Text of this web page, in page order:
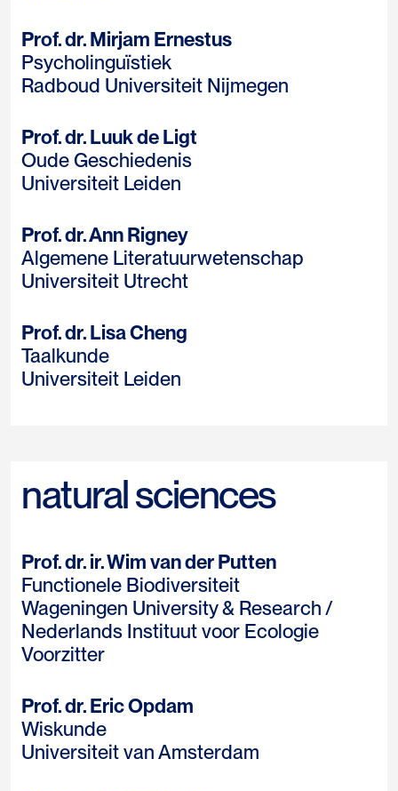
Prof. dr. Mirjam Ernestus
Psycholinguïstiek
Radboud Universiteit Nijmegen
Prof. dr. Luuk de Ligt
Oude Geschiedenis
Universiteit Leiden
Prof. dr. Ann Rigney
Algemene Literatuurwetenschap
Universiteit Utrecht
Prof. dr. Lisa Cheng
Taalkunde
Universiteit Leiden
natural sciences
Prof. dr. ir. Wim van der Putten
Functionele Biodiversiteit
Wageningen University & Research /
Nederlands Instituut voor Ecologie
Voorzitter
Prof. dr. Eric Opdam
Wiskunde
Universiteit van Amsterdam